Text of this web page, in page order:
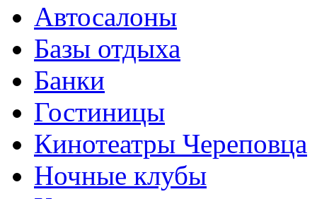
Автосалоны
Базы отдыха
Банки
Гостиницы
Кинотеатры Череповца
Ночные клубы